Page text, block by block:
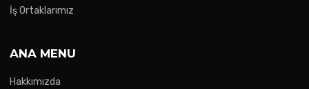
İş Ortaklarımız
ANA MENU
Hakkımızda